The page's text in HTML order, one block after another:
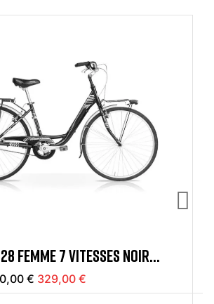
FEMME 7 VITESSES NOIR
€ 329,00 €